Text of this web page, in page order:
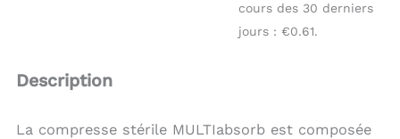
cours des 30 derniers
jours : €0.61.
Description
La compresse stérile MULTIabsorb est composée